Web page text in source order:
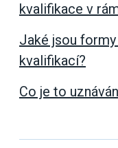
kvalifikace v
Jaké jsou
kvalifikací?
Co je to